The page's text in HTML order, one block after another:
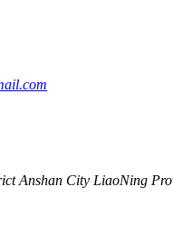
Anshan City LiaoNing